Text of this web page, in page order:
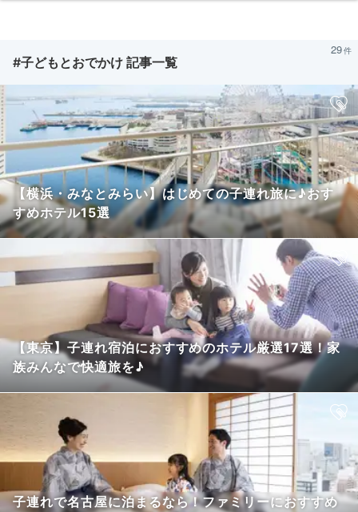
#子どもとおでかけ 記事一覧
29
【横浜・みなとみらい】はじめての子連れ旅に♪おす
すめホテル15選
【東京】子連れ宿泊におすすめのホテル厳選17選！家
族みんなで快適旅を♪
子連れで名古屋に泊まるなら！ファミリーにおすすめ